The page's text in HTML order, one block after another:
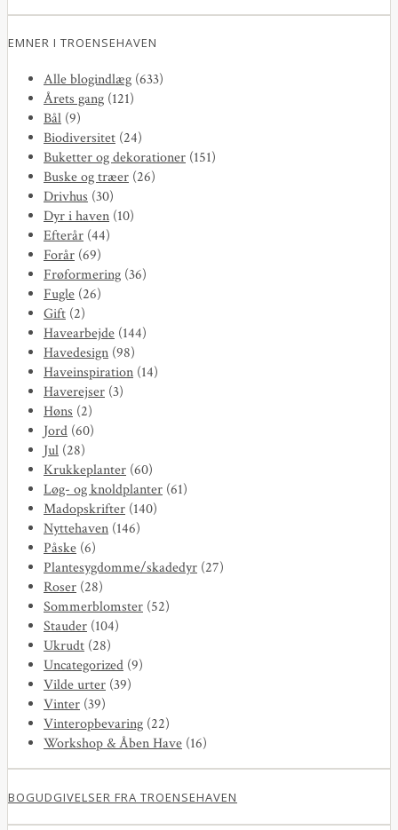
EMNER I TROENSEHAVEN
Alle blogindlæg (633)
Årets gang (121)
Bål (9)
Biodiversitet (24)
Buketter og dekorationer (151)
Buske og træer (26)
Drivhus (30)
Dyr i haven (10)
Efterår (44)
Forår (69)
Frøformering (36)
Fugle (26)
Gift (2)
Havearbejde (144)
Havedesign (98)
Haveinspiration (14)
Haverejser (3)
Høns (2)
Jord (60)
Jul (28)
Krukkeplanter (60)
Løg- og knoldplanter (61)
Madopskrifter (140)
Nyttehaven (146)
Påske (6)
Plantesygdomme/skadedyr (27)
Roser (28)
Sommerblomster (52)
Stauder (104)
Ukrudt (28)
Uncategorized (9)
Vilde urter (39)
Vinter (39)
Vinteropbevaring (22)
Workshop & Åben Have (16)
BOGUDGIVELSER FRA TROENSEHAVEN